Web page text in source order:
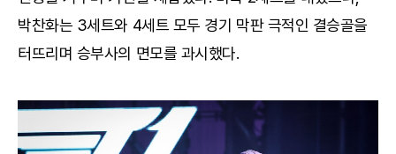
박찬화는 3세트와 4세트 모두 경기 막판 극적인 결승골을
터뜨리며 승부사의 면모를 과시했다.